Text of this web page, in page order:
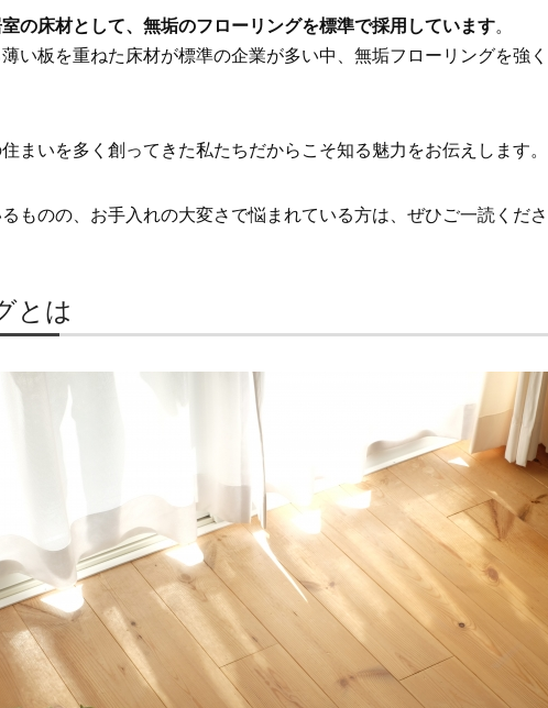
の床材として、無垢のフローリングを標準で採用しています。
い板を重ねた床材が標準の企業が多い中、無垢フローリングを強
まいを多く創ってきた私たちだからこそ知る魅力をお伝えします。
ものの、お手入れの大変さで悩まれている方は、ぜひご一読くださ
とは